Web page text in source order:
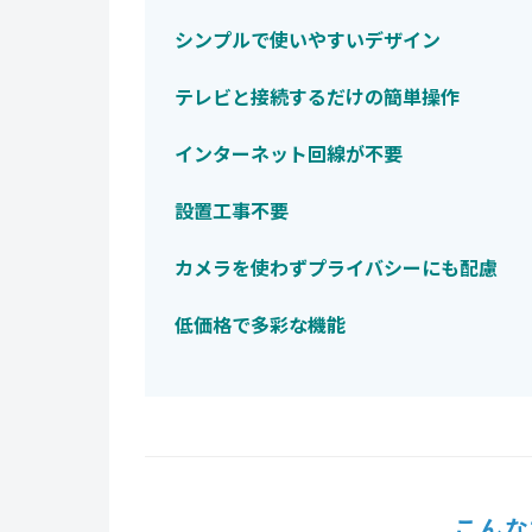
シンプルで使いやすいデザイン
テレビと接続するだけの簡単操作
インターネット回線が不要
設置工事不要
カメラを使わずプライバシーにも配慮
低価格で多彩な機能